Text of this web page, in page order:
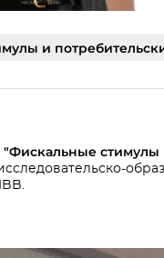
и
"Фискальные стимулы